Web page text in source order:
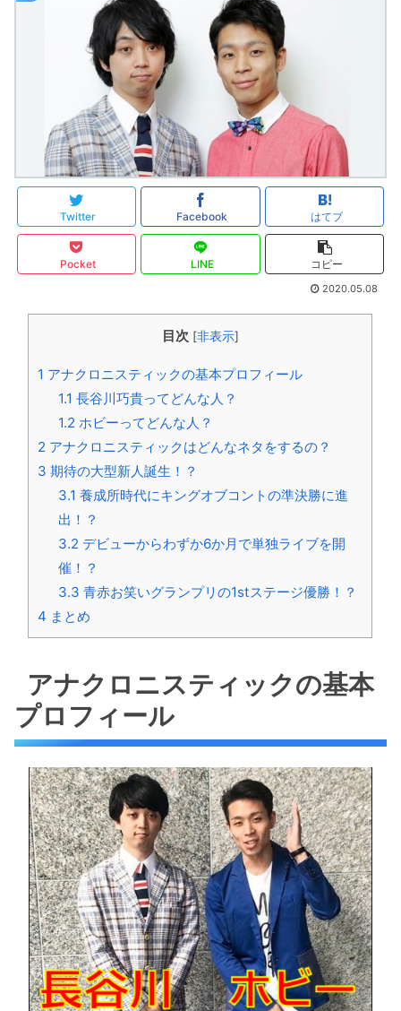
Twitter Facebook はてブ
Pocket LINE コピー
2020.05.08
目次 [非表示]
1 アナクロニスティックの基本プロフィール
1.1 長谷川巧貴ってどんな人？
1.2 ホビーってどんな人？
2 アナクロニスティックはどんなネタをするの？
3 期待の大型新人誕生！？
3.1 養成所時代にキングオブコントの準決勝に進
出！？
3.2 デビューからわずか6か月で単独ライブを開
催！？
3.3 青赤お笑いグランプリの1stステージ優勝！？
4 まとめ
アナクロニスティックの基本
プロフィール